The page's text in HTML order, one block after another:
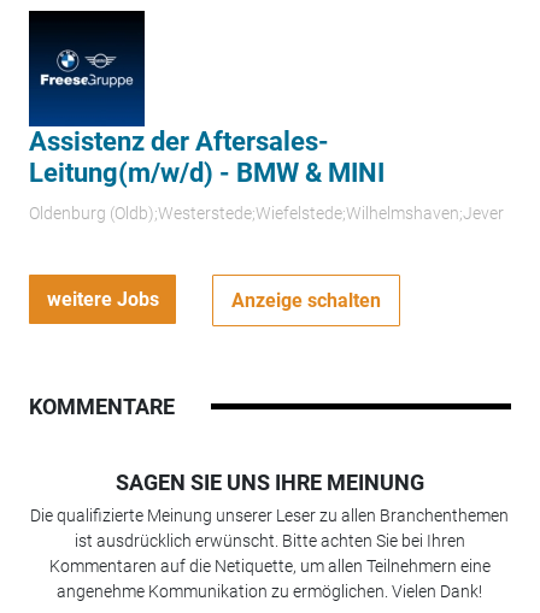
Assistenz der Aftersales-
Leitung(m/w/d) - BMW & MINI
Oldenburg (Oldb);Westerstede;Wiefelstede;Wilhelmshaven;Jever
weitere Jobs Anzeige schalten
KOMMENTARE
SAGEN SIE UNS IHRE MEINUNG
Die qualifizierte Meinung unserer Leser zu allen Branchenthemen
ist ausdrücklich erwünscht. Bitte achten Sie bei Ihren
Kommentaren auf die Netiquette, um allen Teilnehmern eine
angenehme Kommunikation zu ermöglichen. Vielen Dank!